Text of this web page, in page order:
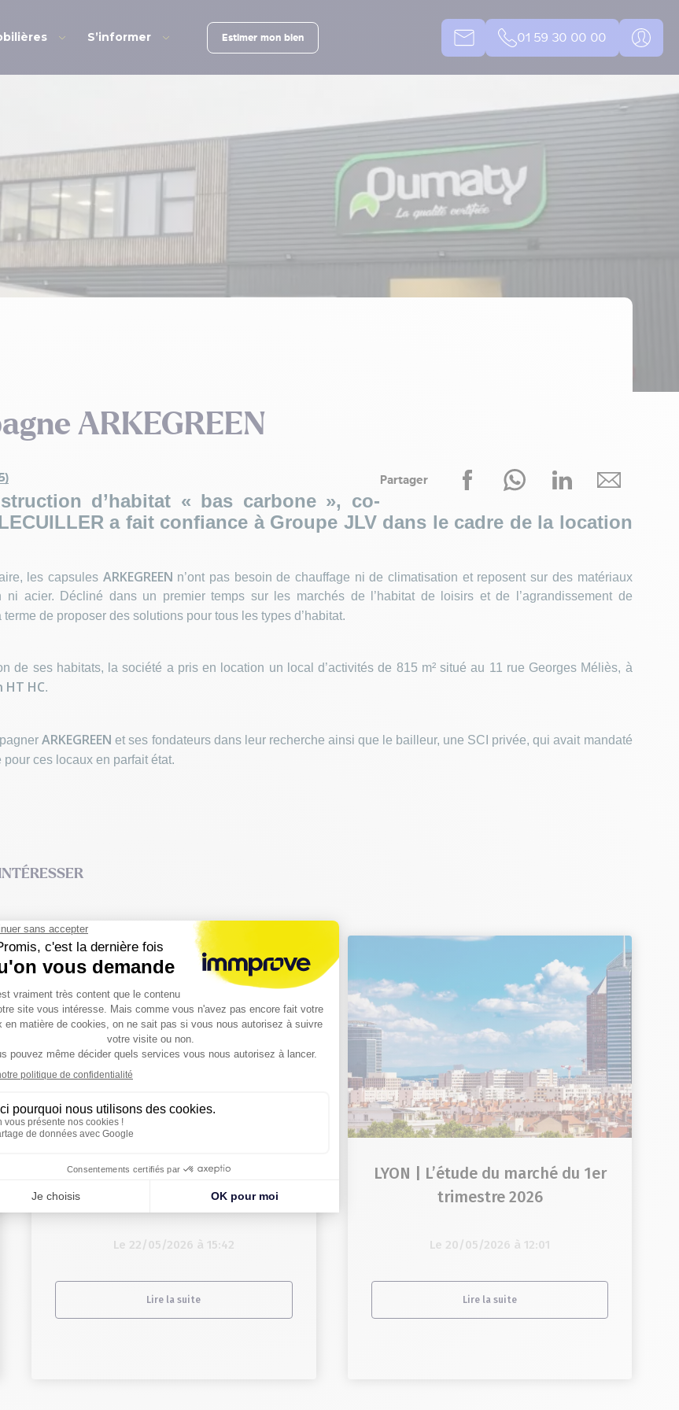
S’informer Estimer mon bien 01 59 30 00 00
ARKEGREEN
Partager
d’habitat « bas carbone », co-
a fait confiance à Groupe JLV dans le cadre de la location
les capsules ARKEGREEN n’ont pas besoin de chauffage ni de climatisation et reposent sur des matériaux
acier. Décliné dans un premier temps sur les marchés de l’habitat de loisirs et de l’agrandissement de
de proposer des solutions pour tous les types d’habitat.
de ses habitats, la société a pris en location un local d’activités de 815 m² situé au 11 rue Georges Méliès, à
HT HC.
ARKEGREEN et ses fondateurs dans leur recherche ainsi que le bailleur, une SCI privée, qui avait mandaté
ces locaux en parfait état.
LILLE | L’étude du marché du 1er
trimestre 2026
Le 22/05/2026 à 15:42
Lire la suite
LYON | L’étude du marché du 1er
trimestre 2026
Le 20/05/2026 à 12:01
Lire la suite